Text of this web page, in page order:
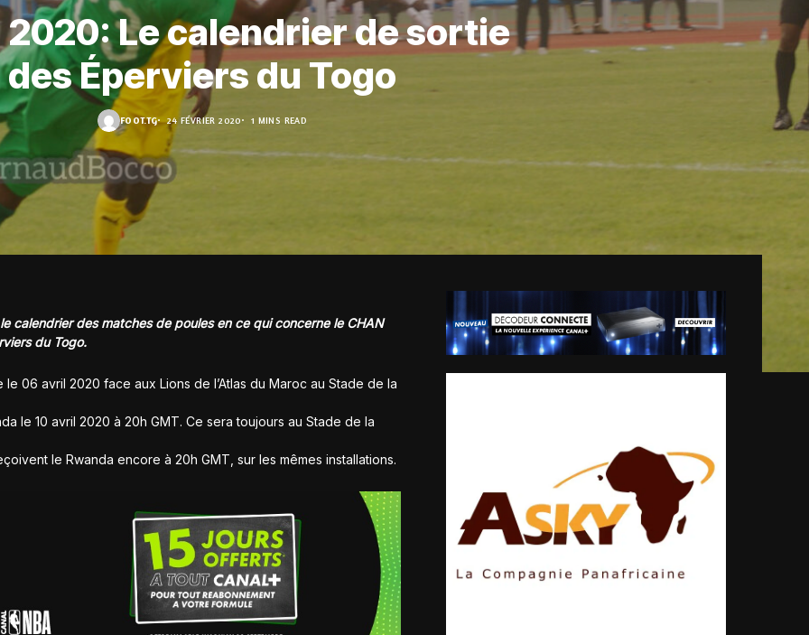
2020: Le calendrier de sortie
des Éperviers du Togo
FOOT.TG 24 FÉVRIER 2020 1 MINS READ
calendrier des matches de poules en ce qui concerne le CHAN
du Togo.
06 avril 2020 face aux Lions de l’Atlas du Maroc au Stade de la
le 10 avril 2020 à 20h GMT. Ce sera toujours au Stade de la
le Rwanda encore à 20h GMT, sur les mêmes installations.